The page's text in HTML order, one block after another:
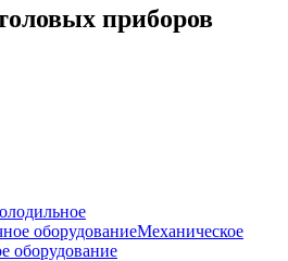
приборов
оборудованиеМеханическое
оборудование